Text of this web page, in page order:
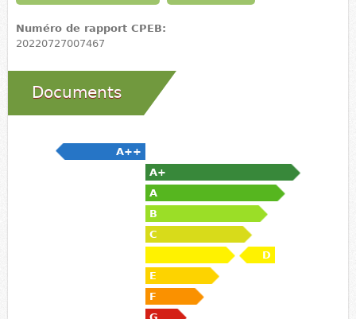
Numéro de rapport CPEB:
20220727007467
Documents
A++
A+
A
B
C
D
E
F
G